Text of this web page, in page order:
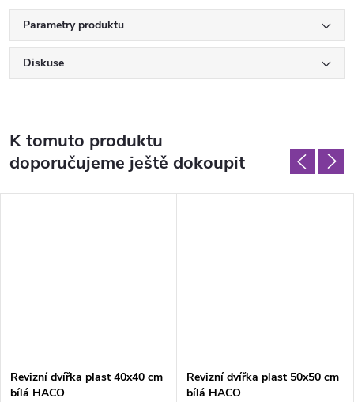
Parametry produktu
Diskuse
K tomuto produktu
doporučujeme ještě dokoupit
Revizní dvířka plast 40x40 cm
bílá HACO
Revizní dvířka plast 50x50 cm
bílá HACO